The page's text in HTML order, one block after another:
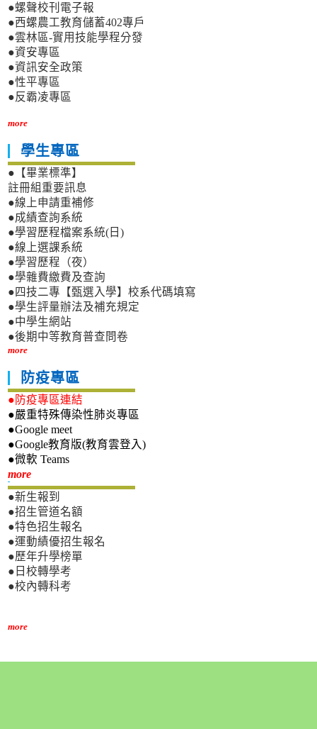
●螺聲校刊電子報
●西螺農工教育儲蓄402專戶
●雲林區-實用技能學程分發
●資安專區
●資訊安全政策
●性平專區
●反霸凌專區
more
學生專區
●【畢業標準】
註冊組重要訊息
●線上申請重補修
●成績查詢系統
●學習歷程檔案系統(日)
●線上選課系統
●學習歷程（夜）
●學雜費繳費及查詢
●四技二專【甄選入學】校系代碼填寫
●學生評量辦法及補充規定
●中學生網站
●後期中等教育普查問卷
more
防疫專區
●防疫專區連結
●嚴重特殊傳染性肺炎專區
●Google meet
●Google教育版(教育雲登入)
●微軟 Teams
more新生專區
●新生報到
●招生管道名額
●特色招生報名
●運動績優招生報名
●歷年升學榜單
●日校轉學考
●校內轉科考
more